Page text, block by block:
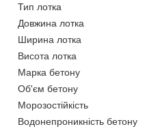
Тип лотка
Довжина лотка
Ширина лотка
Висота лотка
Марка бетону
Об'єм бетону
Морозостійкість
Водонепроникність бетону